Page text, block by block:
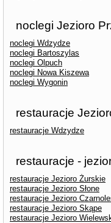
noclegi Jezioro
noclegi Wdzydze
noclegi Bartoszylas
noclegi Olpuch
noclegi Nowa Kiszewa
noclegi Wygonin
restauracje
restauracje Wdzydze
restauracje -
restauracje Jezioro Żurskie
restauracje Jezioro Słone
restauracje Jezioro
restauracje Jezioro Skąpe
restauracje Jezioro